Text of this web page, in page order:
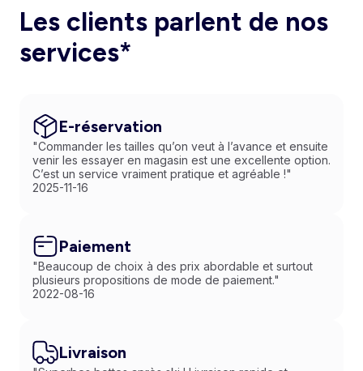
Les clients parlent de nos
services*
E-réservation
"Commander les tailles qu’on veut à l’avance et ensuite
venir les essayer en magasin est une excellente option.
C’est un service vraiment pratique et agréable !"
2025-11-16
Paiement
"Beaucoup de choix à des prix abordable et surtout
plusieurs propositions de mode de paiement."
2022-08-16
Livraison